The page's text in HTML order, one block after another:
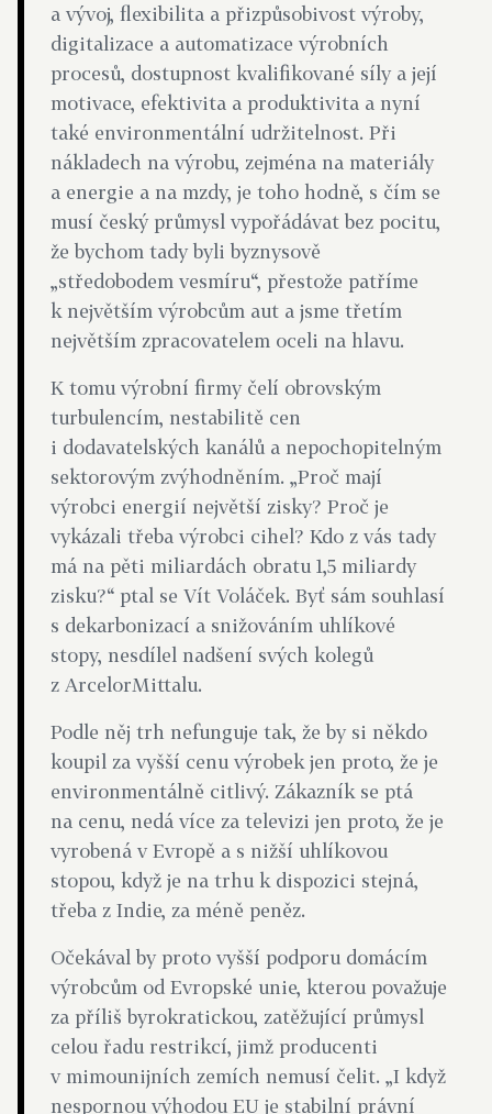
a vývoj, flexibilita a přizpůsobivost výroby,
digitalizace a automatizace výrobních
procesů, dostupnost kvalifikované síly a její
motivace, efektivita a produktivita a nyní
také environmentální udržitelnost. Při
nákladech na výrobu, zejména na materiály
a energie a na mzdy, je toho hodně, s čím se
musí český průmysl vypořádávat bez pocitu,
že bychom tady byli byznysově
„středobodem vesmíru“, přestože patříme
k největším výrobcům aut a jsme třetím
největším zpracovatelem oceli na hlavu.
K tomu výrobní firmy čelí obrovským
turbulencím, nestabilitě cen
i dodavatelských kanálů a nepochopitelným
sektorovým zvýhodněním. „Proč mají
výrobci energií největší zisky? Proč je
vykázali třeba výrobci cihel? Kdo z vás tady
má na pěti miliardách obratu 1,5 miliardy
zisku?“ ptal se Vít Voláček. Byť sám souhlasí
s dekarbonizací a snižováním uhlíkové
stopy, nesdílel nadšení svých kolegů
z ArcelorMittalu.
Podle něj trh nefunguje tak, že by si někdo
koupil za vyšší cenu výrobek jen proto, že je
environmentálně citlivý. Zákazník se ptá
na cenu, nedá více za televizi jen proto, že je
vyrobená v Evropě a s nižší uhlíkovou
stopou, když je na trhu k dispozici stejná,
třeba z Indie, za méně peněz.
Očekával by proto vyšší podporu domácím
výrobcům od Evropské unie, kterou považuje
za příliš byrokratickou, zatěžující průmysl
celou řadu restrikcí, jimž producenti
v mimounijních zemích nemusí čelit. „I když
nespornou výhodou EU je stabilní právní